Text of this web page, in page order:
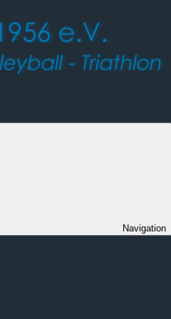
Navigation